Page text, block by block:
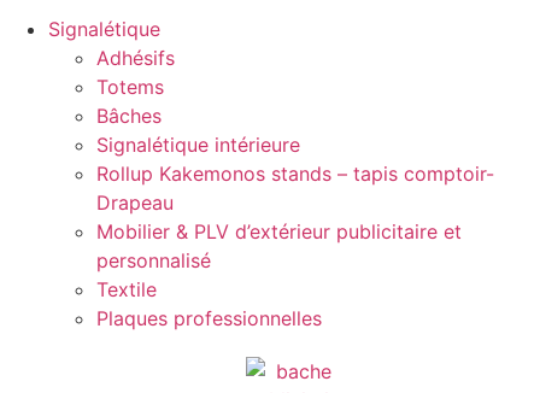
Signalétique
Adhésifs
Totems
Bâches
Signalétique intérieure
Rollup Kakemonos stands – tapis comptoir-
Drapeau
Mobilier & PLV d’extérieur publicitaire et
personnalisé
Textile
Plaques professionnelles